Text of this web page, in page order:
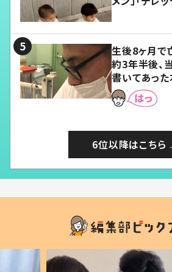
生後8ヶ月で
約3年半後、
書いてあっ
6位以降はこちら